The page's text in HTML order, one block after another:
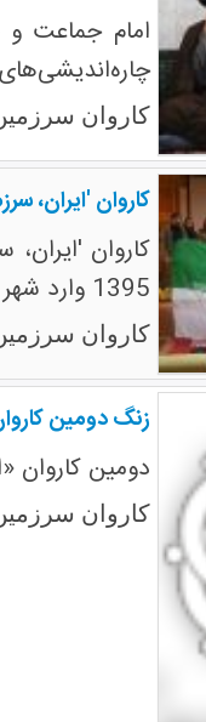
امام جماعت
کاروان
کاروان 'ایران،
1395 وارد شهر سنندج شده و به مدت 2 روز مهمان مردم این استان است.
کاروان
زنگ دومین
دومین کاروان
کاروان